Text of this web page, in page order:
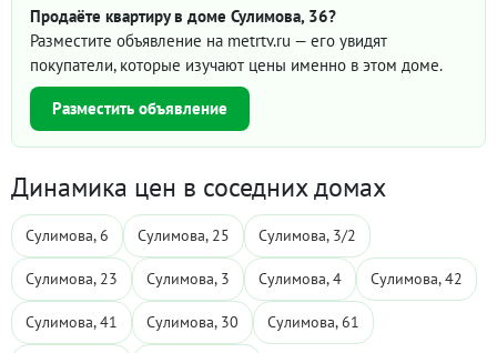
Продаёте квартиру в доме Сулимова, 36?
Разместите объявление на metrtv.ru — его увидят
покупатели, которые изучают цены именно в этом доме.
Разместить объявление
Динамика цен в соседних домах
Сулимова, 6 Сулимова, 25 Сулимова, 3/2
Сулимова, 23 Сулимова, 3 Сулимова, 4 Сулимова, 42
Сулимова, 41 Сулимова, 30 Сулимова, 61